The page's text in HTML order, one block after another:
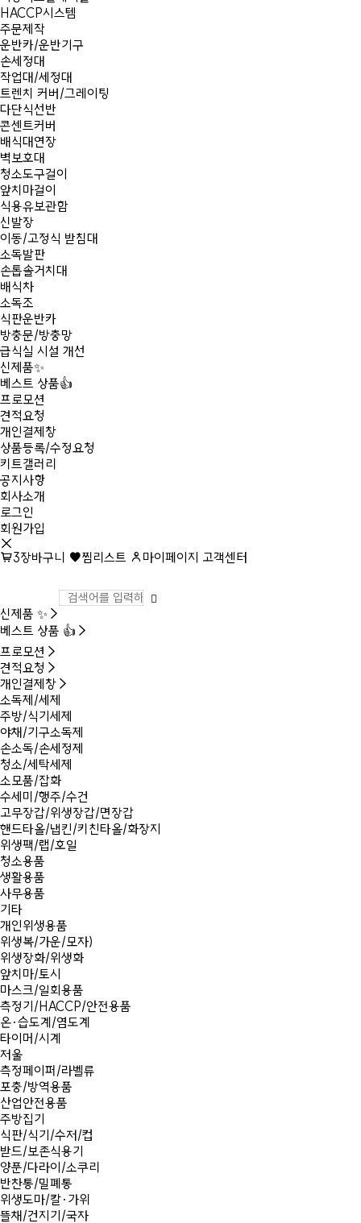
HACCP시스템
주문제작
운반카/운반기구
손세정대
작업대/세정대
트렌치 커버/그레이팅
다단식선반
콘센트커버
배식대연장
벽보호대
청소도구걸이
앞치마걸이
식용유보관함
신발장
이동/고정식 받침대
소독발판
손톱솔거치대
배식차
소독조
식판운반카
방충문/방충망
급식실 시설 개선
신제품✨
베스트 상품👍
프로모션
견적요청
개인결제창
상품등록/수정요청
키트갤러리
공지사항
회사소개
로그인
회원가입
3장바구니 찜리스트 마이페이지 고객센터
신제품 ✨
베스트 상품 👍
프로모션
견적요청
개인결제창
소독제/세제
주방/식기세제
야채/기구소독제
손소독/손세정제
청소/세탁세제
소모품/잡화
수세미/행주/수건
고무장갑/위생장갑/면장갑
핸드타올/냅킨/키친타올/화장지
위생팩/랩/호일
청소용품
생활용품
사무용품
기타
개인위생용품
위생복/가운/모자)
위생장화/위생화
앞치마/토시
마스크/일회용품
측정기/HACCP/안전용품
온·습도계/염도계
타이머/시계
저울
측정페이퍼/라벨류
포충/방역용품
산업안전용품
주방집기
식판/식기/수저/컵
받드/보존식용기
양푼/다라이/소쿠리
반찬통/밀폐통
위생도마/칼·가위
뜰채/건지기/국자